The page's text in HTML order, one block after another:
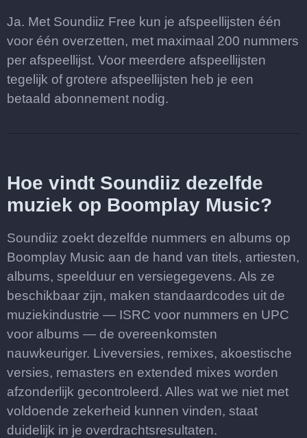
Ja. Met Soundiiz Free kun je afspeellijsten één
voor één overzetten, met maximaal 200 nummers
per afspeellijst. Voor meerdere afspeellijsten
tegelijk of grotere afspeellijsten heb je een
betaald abonnement nodig.
Hoe vindt Soundiiz dezelfde
muziek op Boomplay Music?
Soundiiz zoekt dezelfde nummers en albums op
Boomplay Music aan de hand van titels, artiesten,
albums, speelduur en versiegegevens. Als ze
beschikbaar zijn, maken standaardcodes uit de
muziekindustrie — ISRC voor nummers en UPC
voor albums — de overeenkomsten
nauwkeuriger. Liveversies, remixes, akoestische
versies, remasters en extended mixes worden
afzonderlijk gecontroleerd. Alles wat we niet met
voldoende zekerheid kunnen vinden, staat
duidelijk in je overdrachtsresultaten.